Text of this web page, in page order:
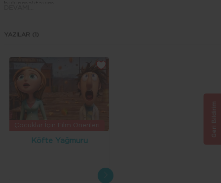
bulunmaktayım.
0-18 yaş gelişimsel takip ve aile danışmanlığı
Özel Eğitim
Davranış problemleri
Erken Müdahale
YAZILAR (1)
Köfte Yağmuru